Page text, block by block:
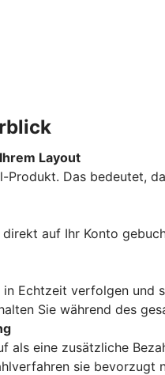
Layout
Produkt. Das bedeutet,
auf Ihr Konto
Echtzeit verfolgen und
Sie während des
als eine zusätzliche
sie bevorzugt